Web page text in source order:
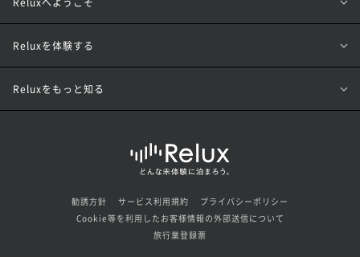
Reluxを体験する
Reluxをもっと知る
勧誘方針 サービス利用規約
プライバシーポリシー
Cookie等を利用したお客様情報の外部送信について
旅行業登録票